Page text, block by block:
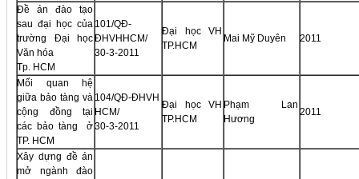
Đề án đào tạo
sau đại học của
trường Đại học
Văn hóa
Tp. HCM
101/QĐ-
ĐHVHHCM/
30-3-2011
Đại học VH
TP.HCM
Mai Mỹ Duyên 2011
Mối quan hệ
giữa bảo tàng và
cộng đồng tại
các bảo tàng ở
TP. HCM
104/QĐ-ĐHVH
HCM/
30-3-2011
Đại học VH
TP.HCM
Phạm Lan
Hương
2011
Xây dựng đề án
mở ngành đào